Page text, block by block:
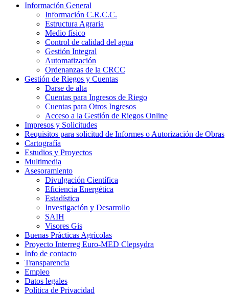
Información General
Información C.R.C.C.
Estructura Agraria
Medio físico
Control de calidad del agua
Gestión Integral
Automatización
Ordenanzas de la CRCC
Gestión de Riegos y Cuentas
Darse de alta
Cuentas para Ingresos de Riego
Cuentas para Otros Ingresos
Acceso a la Gestión de Riegos Online
Impresos y Solicitudes
Requisitos para solicitud de Informes o Autorización de Obras
Cartografía
Estudios y Proyectos
Multimedia
Asesoramiento
Divulgación Científica
Eficiencia Energética
Estadística
Investigación y Desarrollo
SAIH
Visores Gis
Buenas Prácticas Agrícolas
Proyecto Interreg Euro-MED Clepsydra
Info de contacto
Transparencia
Empleo
Datos legales
Política de Privacidad